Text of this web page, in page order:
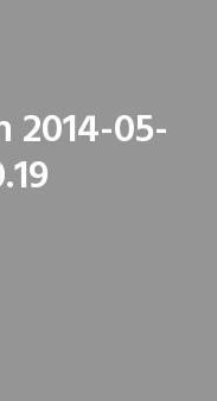
2014-05-